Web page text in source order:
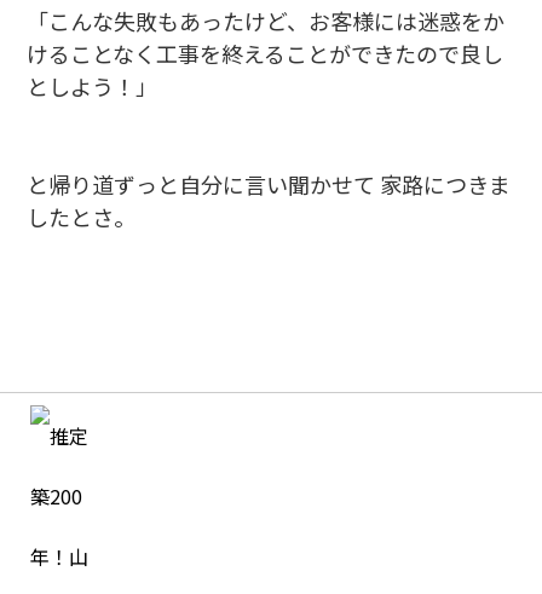
「こんな失敗もあったけど、お客様には迷惑をか
けることなく工事を終えることができたので良し
としよう！」
と帰り道ずっと自分に言い聞かせて 家路につきま
したとさ。